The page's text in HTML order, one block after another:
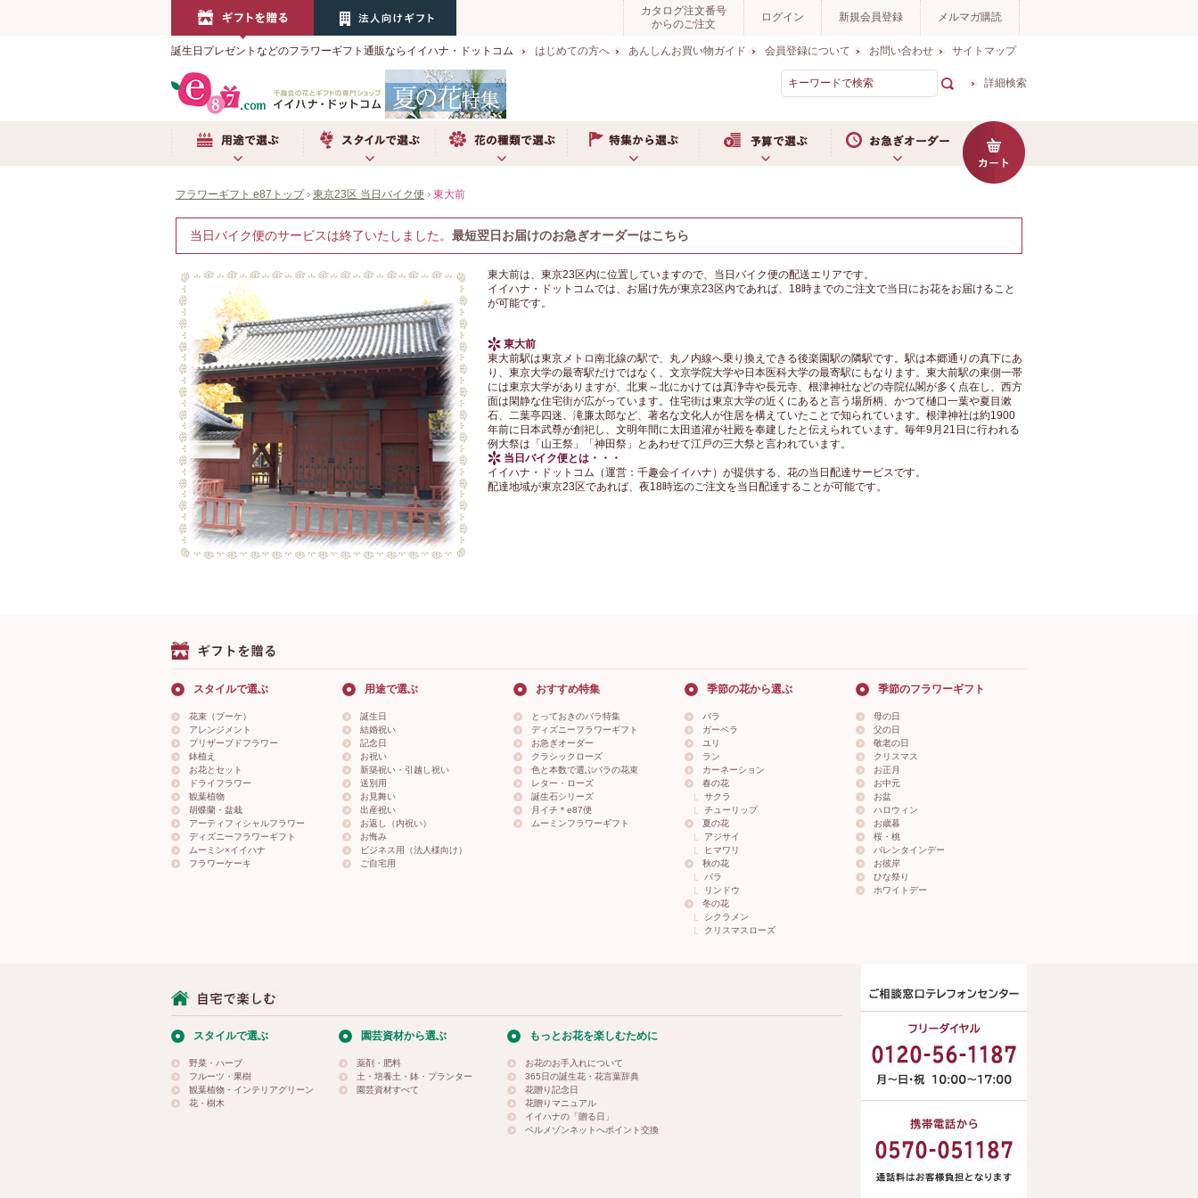
カタログ注文番号
からのご注文
ログイン 新規会員登録 メルマガ購読
誕生日プレゼントなどのフラワーギフト通販ならイイハナ・ドットコム はじめての方へ あんしんお買い物ガイド 会員登録について お問い合わせ サイトマップ
詳細検索
フラワーギフト e87トップ
東京23区 当日バイク便
東大前
当日バイク便のサービスは終了いたしました。 最短翌日お届けのお急ぎオーダーはこちら
東大前は、東京23区内に位置していますので、当日バイク便の配送エリアです。
イイハナ・ドットコムでは、お届け先が東京23区内であれば、18時までのご注文で当日にお花をお届けること
が可能です。
東大前
東大前駅は東京メトロ南北線の駅で、丸ノ内線へ乗り換えできる後楽園駅の隣駅です。駅は本郷通りの真下にあ
り、東京大学の最寄駅だけではなく、文京学院大学や日本医科大学の最寄駅にもなります。東大前駅の東側一帯
には東京大学がありますが、北東～北にかけては真浄寺や長元寺、根津神社などの寺院仏閣が多く点在し、西方
面は閑静な住宅街が広がっています。住宅街は東京大学の近くにあると言う場所柄、かつて樋口一葉や夏目漱
石、二葉亭四迷、滝廉太郎など、著名な文化人が住居を構えていたことで知られています。根津神社は約1900
年前に日本武尊が創祀し、文明年間に太田道灌が社殿を奉建したと伝えられています。毎年9月21日に行われる
例大祭は「山王祭」「神田祭」とあわせて江戸の三大祭と言われています。
当日バイク便とは・・・
イイハナ・ドットコム（運営：千趣会イイハナ）が提供する、花の当日配達サービスです。
配達地域が東京23区であれば、夜18時迄のご注文を当日配達することが可能です。
スタイルで選ぶ
花束（ブーケ）
アレンジメント
プリザーブドフラワー
鉢植え
お花とセット
ドライフラワー
観葉植物
胡蝶蘭・盆栽
アーティフィシャルフラワー
ディズニーフラワーギフト
ムーミン×イイハナ
フラワーケーキ
用途で選ぶ
誕生日
結婚祝い
記念日
お祝い
新築祝い・引越し祝い
送別用
お見舞い
出産祝い
お返し（内祝い）
お悔み
ビジネス用（法人様向け）
ご自宅用
おすすめ特集
とっておきのバラ特集
ディズニーフラワーギフト
お急ぎオーダー
クラシックローズ
色と本数で選ぶバラの花束
レター・ローズ
誕生石シリーズ
月イチ＊e87便
ムーミンフラワーギフト
季節の花から選ぶ
バラ
ガーベラ
ユリ
ラン
カーネーション
春の花
サクラ
チューリップ
夏の花
アジサイ
ヒマワリ
秋の花
バラ
リンドウ
冬の花
シクラメン
クリスマスローズ
季節のフラワーギフト
母の日
父の日
敬老の日
クリスマス
お正月
お中元
お盆
ハロウィン
お歳暮
桜・桃
バレンタインデー
お彼岸
ひな祭り
ホワイトデー
スタイルで選ぶ
野菜・ハーブ
フルーツ・果樹
観葉植物・インテリアグリーン
花・樹木
園芸資材から選ぶ
薬剤・肥料
土・培養土・鉢・プランター
園芸資材すべて
もっとお花を楽しむために
お花のお手入れについて
365日の誕生花・花言葉辞典
花贈り記念日
花贈りマニュアル
イイハナの「贈る日」
ベルメゾンネットへポイント交換